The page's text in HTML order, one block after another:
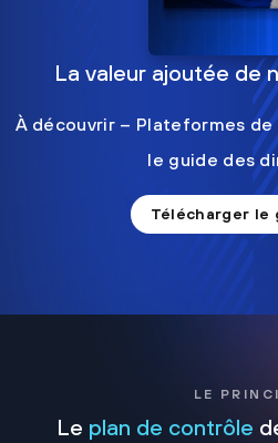
La valeur ajoutée de
À découvrir – Plateformes
le guide des
Télécharger le
LE
Le plan de contrôle